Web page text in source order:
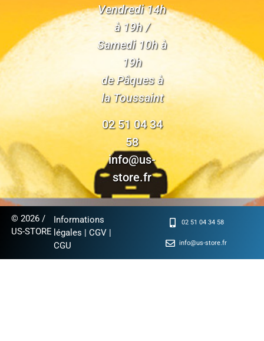
Vendredi 14h
à 19h /
Samedi 10h à
19h
de Pâques à
la Toussaint
02 51 04 34
58
info@us-
store.fr
© 2026 /
US-STORE
Informations
légales |CGV |
CGU
02 51 04 34 58
info@us-store.fr